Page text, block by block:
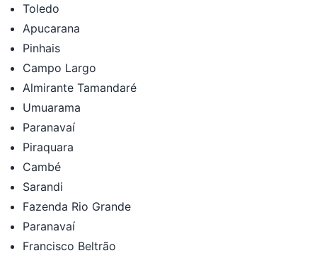
Toledo
Apucarana
Pinhais
Campo Largo
Almirante Tamandaré
Umuarama
Paranavaí
Piraquara
Cambé
Sarandi
Fazenda Rio Grande
Paranavaí
Francisco Beltrão